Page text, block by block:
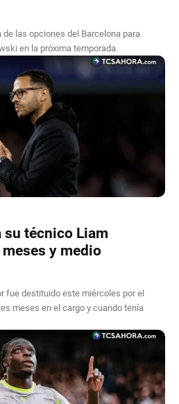
las opciones del Barcelona para
en la próxima temporada.
su técnico Liam
y medio
fue destituido este miércoles por el
meses en el cargo y cuando tenía